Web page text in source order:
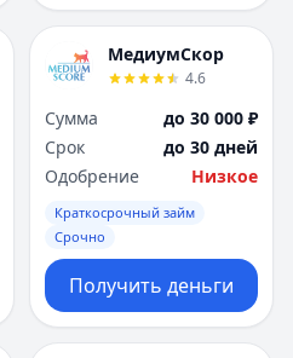
МедиумСкор
4.6
Сумма
до 30 000 ₽
Срок
до 30 дней
Одобрение
Низкое
Краткосрочный займ
Срочно
Получить деньги